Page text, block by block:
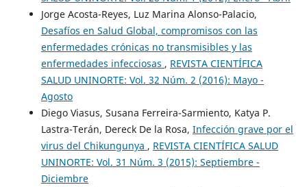
Jorge Acosta-Reyes, Luz Marina Alonso-Palacio,
Desafíos en Salud Global, compromisos con las
enfermedades crónicas no transmisibles y las
enfermedades infecciosas , REVISTA CIENTÍFICA
SALUD UNINORTE: Vol. 32 Núm. 2 (2016): Mayo -
Agosto
Diego Viasus, Susana Ferreira-Sarmiento, Katya P.
Lastra-Terán, Dereck De la Rosa, Infección grave por el
virus del Chikungunya , REVISTA CIENTÍFICA SALUD
UNINORTE: Vol. 31 Núm. 3 (2015): Septiembre -
Diciembre